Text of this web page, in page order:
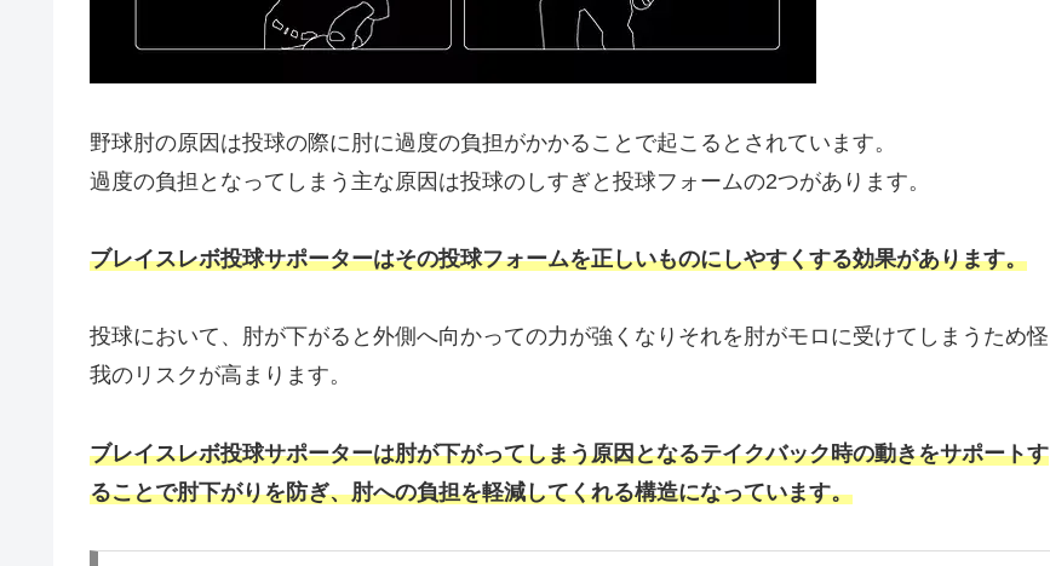
野球肘の原因は投球の際に肘に過度の負担がかかることで起こるとされています。
過度の負担となってしまう主な原因は投球のしすぎと投球フォームの2つがあります。
ブレイスレボ投球サポーターはその投球フォームを正しいものにしやすくする効果があります。
投球において、肘が下がると外側へ向かっての力が強くなりそれを肘がモロに受けてしまうため怪
我のリスクが高まります。
ブレイスレボ投球サポーターは肘が下がってしまう原因となるテイクバック時の動きをサポートす
ることで肘下がりを防ぎ、肘への負担を軽減してくれる構造になっています。